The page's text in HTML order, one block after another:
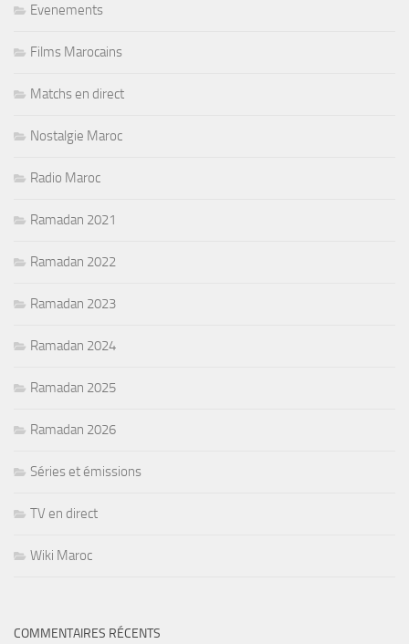
Evenements
Films Marocains
Matchs en direct
Nostalgie Maroc
Radio Maroc
Ramadan 2021
Ramadan 2022
Ramadan 2023
Ramadan 2024
Ramadan 2025
Ramadan 2026
Séries et émissions
TV en direct
Wiki Maroc
COMMENTAIRES RÉCENTS